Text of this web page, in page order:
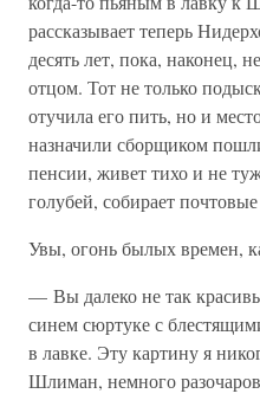
рассказывает теперь
десять лет, пока, наконец,
отцом. Тот не только
отучила его пить, но и
назначили сборщиком
пенсии, живет тихо и не
голубей, собирает
Увы, огонь былых времен,
— Вы далеко не так
синем сюртуке с
в лавке. Эту картину я
Шлиман, немного